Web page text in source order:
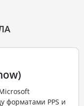
форматами PPS и